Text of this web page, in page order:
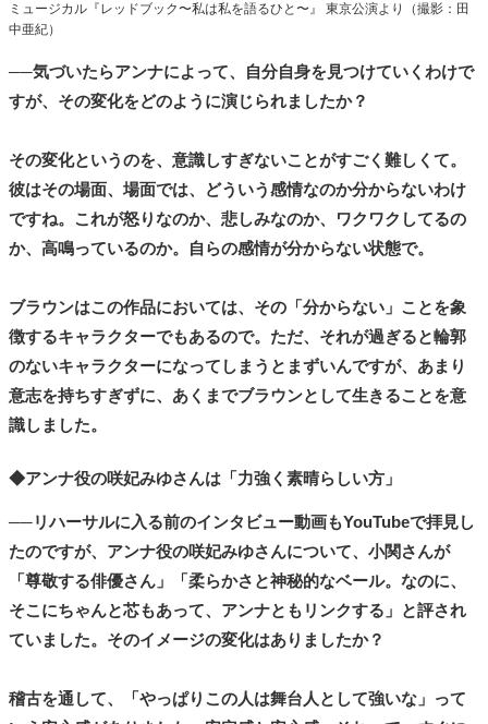
ミュージカル『レッドブック〜私は私を語るひと〜』 東京公演より（撮影：田
中亜紀）
──気づいたらアンナによって、自分自身を見つけていくわけで
すが、その変化をどのように演じられましたか？
その変化というのを、意識しすぎないことがすごく難しくて。
彼はその場面、場面では、どういう感情なのか分からないわけ
ですね。これが怒りなのか、悲しみなのか、ワクワクしてるの
か、高鳴っているのか。自らの感情が分からない状態で。
ブラウンはこの作品においては、その「分からない」ことを象
徴するキャラクターでもあるので。ただ、それが過ぎると輪郭
のないキャラクターになってしまうとまずいんですが、あまり
意志を持ちすぎずに、あくまでブラウンとして生きることを意
識しました。
◆アンナ役の咲妃みゆさんは「力強く素晴らしい方」
──リハーサルに入る前のインタビュー動画もYouTubeで拝見し
たのですが、アンナ役の咲妃みゆさんについて、小関さんが
「尊敬する俳優さん」「柔らかさと神秘的なベール。なのに、
そこにちゃんと芯もあって、アンナともリンクする」と評され
ていました。そのイメージの変化はありましたか？
稽古を通して、「やっぱりこの人は舞台人として強いな」って